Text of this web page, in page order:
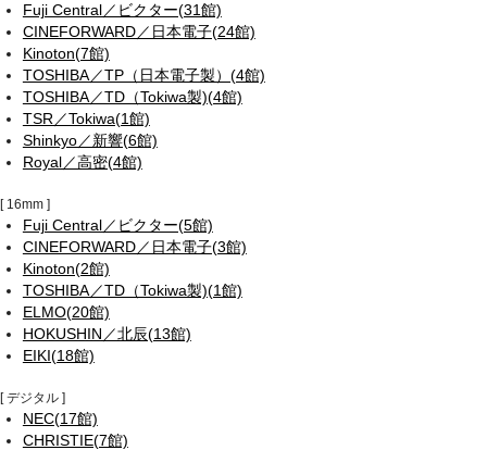
Fuji Central／ビクター(31館)
CINEFORWARD／日本電子(24館)
Kinoton(7館)
TOSHIBA／TP（日本電子製）(4館)
TOSHIBA／TD（Tokiwa製)(4館)
TSR／Tokiwa(1館)
Shinkyo／新響(6館)
Royal／高密(4館)
16mm
Fuji Central／ビクター(5館)
CINEFORWARD／日本電子(3館)
Kinoton(2館)
TOSHIBA／TD（Tokiwa製)(1館)
ELMO(20館)
HOKUSHIN／北辰(13館)
EIKI(18館)
デジタル
NEC(17館)
CHRISTIE(7館)